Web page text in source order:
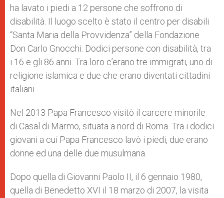
ha lavato i piedi a 12 persone che soffrono di
disabilità. Il luogo scelto è stato il centro per disabili
“Santa Maria della Provvidenza” della Fondazione
Don Carlo Gnocchi. Dodici persone con disabilità, tra
i 16 e gli 86 anni. Tra loro c’erano tre immigrati, uno di
religione islamica e due che erano diventati cittadini
italiani.
Nel 2013 Papa Francesco visitò il carcere minorile
di Casal di Marmo, situata a nord di Roma. Tra i dodici
giovani a cui Papa Francesco lavò i piedi, due erano
donne ed una delle due musulmana.
Dopo quella di Giovanni Paolo II, il 6 gennaio 1980,
quella di Benedetto XVI il 18 marzo di 2007, la visita